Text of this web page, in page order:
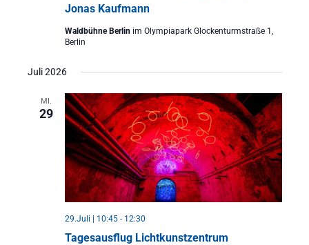
Jonas Kaufmann
Waldbühne Berlin im Olympiapark Glockenturmstraße 1,
Berlin
Juli 2026
MI.
29
Tagesausflug Lichtkunstzentrum
29.Juli | 10:45- 12:30